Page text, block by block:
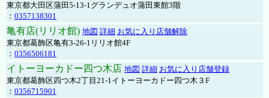
東京都大田区蒲田5-13-1グランデュオ蒲田東館3階
： 0357138301
亀有店(リリオ館) 地図 詳細 お気に入り店舗解除
東京都葛飾区亀有3-26-1リリオ館4F
： 0356506181
イトーヨーカドー四つ木店 地図 詳細 お気に入り店舗登録
東京都葛飾区四つ木2丁目21-1イトーヨーカドー四つ木３F
： 0356715901